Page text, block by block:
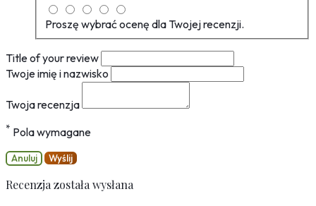
Proszę wybrać ocenę dla Twojej recenzji.
Title of your review
Twoje imię i nazwisko
Twoja recenzja
* Pola wymagane
Anuluj Wyślij
Recenzja została wysłana